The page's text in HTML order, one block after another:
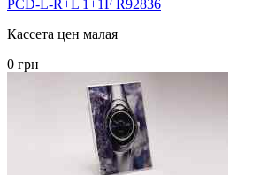
PCD-L-R+L 1+1F R92836
Кассета цен малая
0 грн